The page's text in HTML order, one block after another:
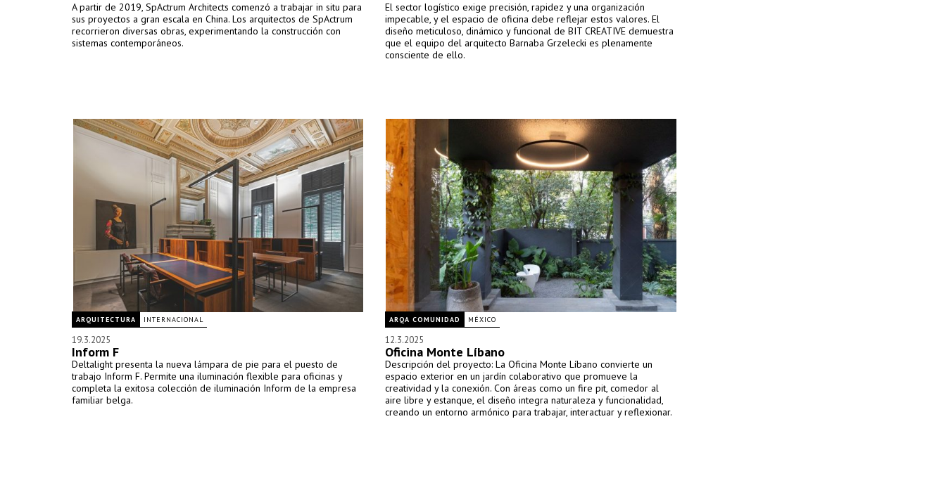
A partir de 2019, SpActrum Architects comenzó a trabajar in situ para
sus proyectos a gran escala en China. Los arquitectos de SpActrum
recorrieron diversas obras, experimentando la construcción con
sistemas contemporáneos.
El sector logístico exige precisión, rapidez y una organización
impecable, y el espacio de oficina debe reflejar estos valores. El
diseño meticuloso, dinámico y funcional de BIT CREATIVE demuestra
que el equipo del arquitecto Barnaba Grzelecki es plenamente
consciente de ello.
ARQUITECTURA INTERNACIONAL
19.3.2025
Inform F
Deltalight presenta la nueva lámpara de pie para el puesto de
trabajo Inform F. Permite una iluminación flexible para oficinas y
completa la exitosa colección de iluminación Inform de la empresa
familiar belga.
ARQA COMUNIDAD MÉXICO
12.3.2025
Oficina Monte Líbano
Descripción del proyecto: La Oficina Monte Líbano convierte un
espacio exterior en un jardín colaborativo que promueve la
creatividad y la conexión. Con áreas como un fire pit, comedor al
aire libre y estanque, el diseño integra naturaleza y funcionalidad,
creando un entorno armónico para trabajar, interactuar y reflexionar.